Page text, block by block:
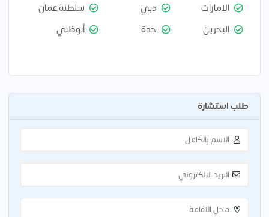
الامارات
دبي
سلطنة عمان
البحرين
جدة أبوظبي
طلب استشارة